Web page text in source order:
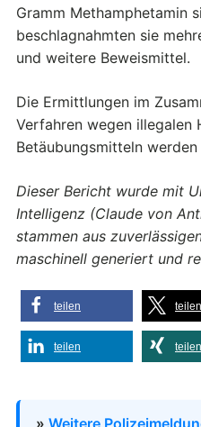
Gramm Methamphetamin
beschlagnahmten sie
und weitere Beweismittel.
Die Ermittlungen im
Verfahren wegen illegalen
Betäubungsmitteln
Dieser Bericht wurde mit
Intelligenz (Claude von
stammen aus
maschinell generiert und
teilen teilen
teilen teilen